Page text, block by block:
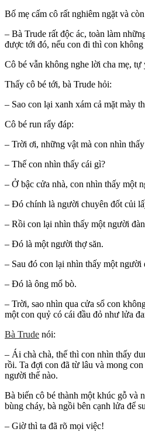
Bố mẹ cấm cô rất nghiêm ngặt và
– Bà Trude rất độc ác, toàn làm
được tới đó, nếu con đi thì con
Cô bé vẫn không nghe lời cha mẹ, tự
Thấy cô bé tới, bà Trude hỏi:
– Sao con lại xanh xám cả mặt mày
Cô bé run rẩy đáp:
– Trời ơi, những vật mà con nhìn
– Thế con nhìn thấy cái gì?
– Ở bậc cửa nhà, con nhìn thấy một
– Đó chính là người chuyên đốt củi
– Rồi con lại nhìn thấy một người
– Đó là một người thợ săn.
– Sau đó con lại nhìn thấy một người
– Đó là ông mổ bò.
– Trời, sao nhìn qua cửa sổ con
một con quỷ có cái đầu đỏ như lửa
Bà Trude nói:
– Ái chà chà, thế thì con nhìn thấy
rồi. Ta đợi con đã từ lâu và mong
người thế nào.
Bà biến cô bé thành một khúc gỗ và
bùng cháy, bà ngồi bên cạnh lửa để
– Giờ thì ta đã rõ mọi việc!